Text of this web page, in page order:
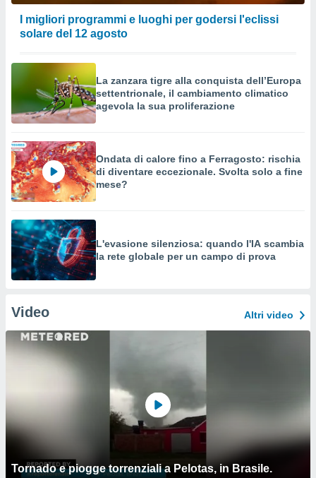
I migliori programmi e luoghi per godersi l'eclissi
solare del 12 agosto
La zanzara tigre alla conquista dell’Europa
settentrionale, il cambiamento climatico
agevola la sua proliferazione
Ondata di calore fino a Ferragosto: rischia
di diventare eccezionale. Svolta solo a fine
mese?
L'evasione silenziosa: quando l'IA scambia
la rete globale per un campo di prova
Video Altri video
Tornado e piogge torrenziali a Pelotas, in Brasile.